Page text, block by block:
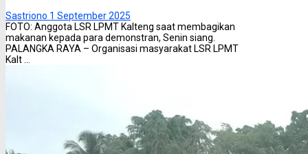
Sastriono 1 September 2025
FOTO: Anggota LSR LPMT Kalteng saat membagikan
makanan kepada para demonstran, Senin siang.
PALANGKA RAYA – Organisasi masyarakat LSR LPMT
Kalt ...